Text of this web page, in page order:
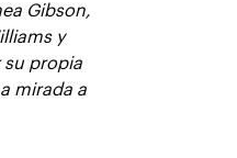
Gibson,
y
su propia
mirada a